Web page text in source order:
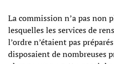
La commission n’a pas non
lesquelles les services de
l’ordre n’étaient pas
disposaient de nombreuses